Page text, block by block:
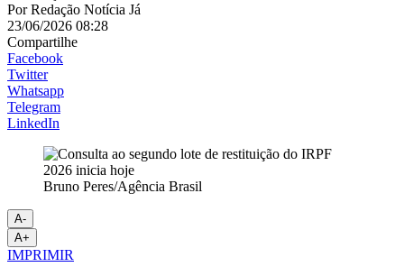
PorRedação Notícia Já
23/06/2026 08:28
Compartilhe
Facebook
Twitter
Whatsapp
Telegram
LinkedIn
Bruno Peres/Agência Brasil
A-
A+
IMPRIMIR